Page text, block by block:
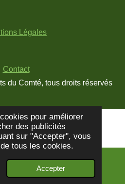
pour améliorer
des publicités
sur "Accepter", vous
tous les cookies.
Accepter
e
Légales
Contact
du Comté, tous droits réservés
Instagram